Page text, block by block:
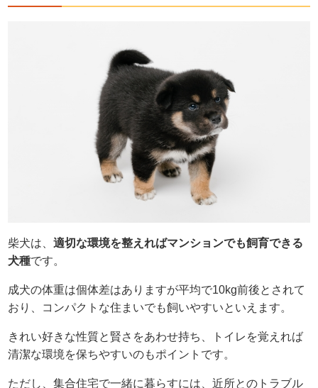
柴犬は、適切な環境を整えればマンションでも飼育できる
犬種です。
成犬の体重は個体差はありますが平均で10kg前後とされて
おり、コンパクトな住まいでも飼いやすいといえます。
きれい好きな性質と賢さをあわせ持ち、トイレを覚えれば
清潔な環境を保ちやすいのもポイントです。
ただし、集合住宅で一緒に暮らすには、近所とのトラブル